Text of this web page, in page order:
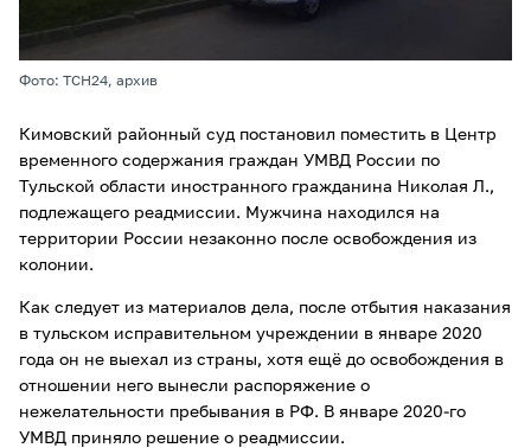
Фото: ТСН24, архив
Кимовский районный суд постановил поместить в Центр
временного содержания граждан УМВД России по
Тульской области иностранного гражданина Николая Л.,
подлежащего реадмиссии. Мужчина находился на
территории России незаконно после освобождения из
колонии.
Как следует из материалов дела, после отбытия наказания
в тульском исправительном учреждении в январе 2020
года он не выехал из страны, хотя ещё до освобождения в
отношении него вынесли распоряжение о
нежелательности пребывания в РФ. В январе 2020-го
УМВД приняло решение о реадмиссии.